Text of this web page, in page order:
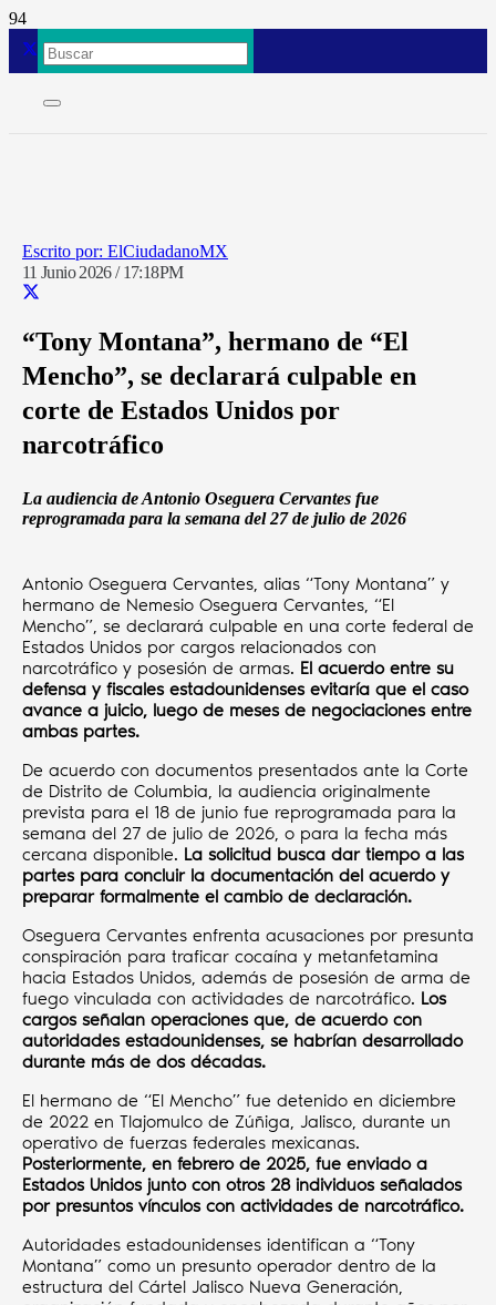
ElCiudadanoMX
11 Junio 2026 / 17:18PM
“Tony Montana”, hermano de “El
Mencho”, se declarará culpable en
corte de Estados Unidos por
narcotráfico
La audiencia de Antonio Oseguera Cervantes fue
reprogramada para la semana del 27 de julio de 2026
Antonio Oseguera Cervantes, alias “Tony Montana” y
hermano de Nemesio Oseguera Cervantes, “El
Mencho”, se declarará culpable en una corte federal de
Estados Unidos por cargos relacionados con
narcotráfico y posesión de armas. El acuerdo entre su
defensa y fiscales estadounidenses evitaría que el caso
avance a juicio, luego de meses de negociaciones entre
ambas partes.
De acuerdo con documentos presentados ante la Corte
de Distrito de Columbia, la audiencia originalmente
prevista para el 18 de junio fue reprogramada para la
semana del 27 de julio de 2026, o para la fecha más
cercana disponible. La solicitud busca dar tiempo a las
partes para concluir la documentación del acuerdo y
preparar formalmente el cambio de declaración.
Oseguera Cervantes enfrenta acusaciones por presunta
conspiración para traficar cocaína y metanfetamina
hacia Estados Unidos, además de posesión de arma de
fuego vinculada con actividades de narcotráfico. Los
cargos señalan operaciones que, de acuerdo con
autoridades estadounidenses, se habrían desarrollado
durante más de dos décadas.
El hermano de “El Mencho” fue detenido en diciembre
de 2022 en Tlajomulco de Zúñiga, Jalisco, durante un
operativo de fuerzas federales mexicanas.
Posteriormente, en febrero de 2025, fue enviado a
Estados Unidos junto con otros 28 individuos señalados
por presuntos vínculos con actividades de narcotráfico.
Autoridades estadounidenses identifican a “Tony
Montana” como un presunto operador dentro de la
estructura del Cártel Jalisco Nueva Generación,